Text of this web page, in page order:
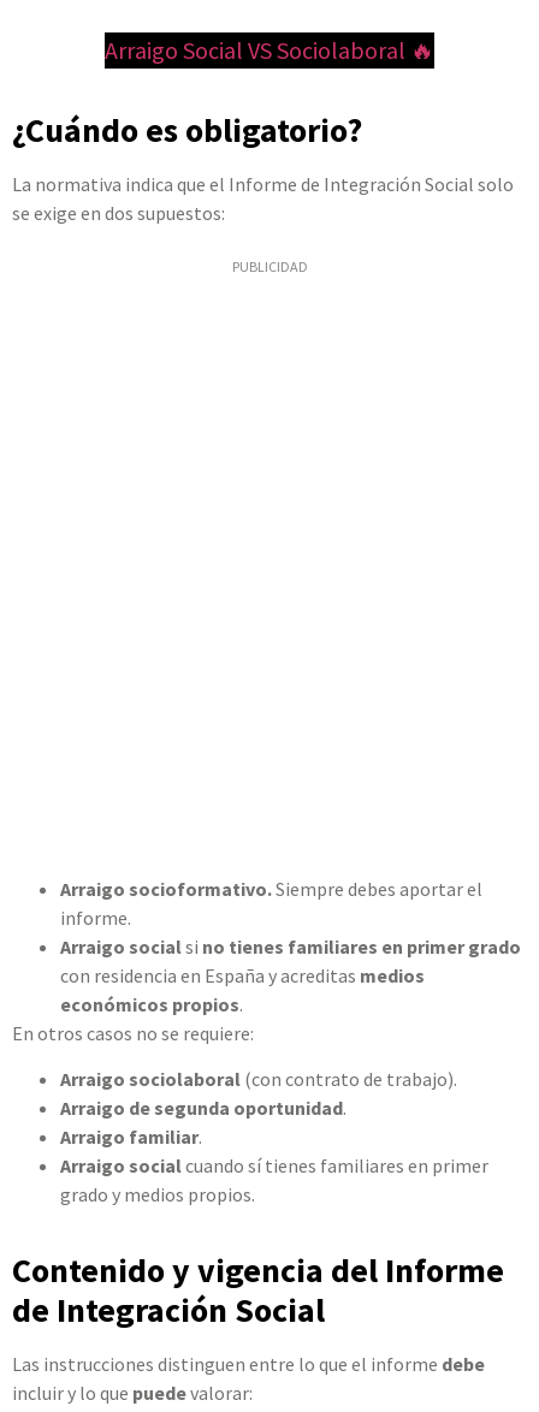
Arraigo Social VS Sociolaboral 🔥
¿Cuándo es obligatorio?
La normativa indica que el Informe de Integración Social solo
se exige en dos supuestos:
PUBLICIDAD
Arraigo socioformativo.Siempre debes aportar el
informe.
Arraigo social si no tienes familiares en primer grado
con residencia en España y acreditas medios
económicos propios.
En otros casos no se requiere:
Arraigo sociolaboral (con contrato de trabajo).
Arraigo de segunda oportunidad.
Arraigo familiar.
Arraigo socialcuando sí tienes familiares en primer
grado y medios propios.
Contenido y vigencia del Informe
de Integración Social
Las instrucciones distinguen entre lo que el informe debe
incluir y lo que puedevalorar: